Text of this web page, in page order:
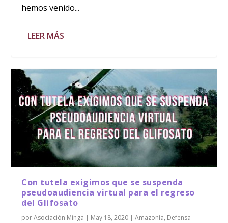
hemos venido...
LEER MÁS
Con tutela exigimos que se suspenda
pseudoaudiencia virtual para el regreso
del Glifosato
porAsociación Minga | May 18, 2020 |Amazonía, Defensa